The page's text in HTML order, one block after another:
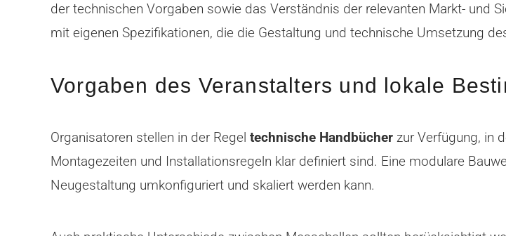
der technischen Vorgaben sowie das Verständnis der relevanten Markt- und
mit eigenen Spezifikationen, die die Gestaltung und technische Umsetzung
Vorgaben des Veranstalters und lokale
Organisatoren stellen in der Regel technische Handbücher zur Verfügung, in
Montagezeiten und Installationsregeln klar definiert sind. Eine modulare
Neugestaltung umkonfiguriert und skaliert werden kann.